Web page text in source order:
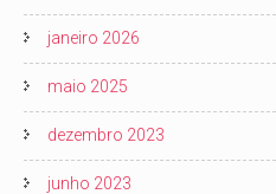
janeiro 2026
maio 2025
dezembro 2023
junho 2023